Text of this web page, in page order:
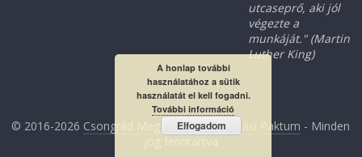
utcaseprő, aki jól
végezte a
munkáját." (Martin
Luther King)
© 2016-2026 Csongrád Megyei Foglalkoztatási Paktum - Minden
A honlap további
használatához a sütik
használatát el kell fogadni.
További információ
Elfogadom